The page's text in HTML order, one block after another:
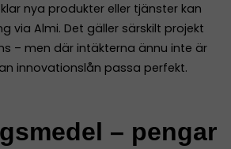
nya produkter eller tjänster kan
via Almi. Det gäller särskilt projekt
– men där intäkterna ännu inte är
innovationslån passa perfekt.
– pengar